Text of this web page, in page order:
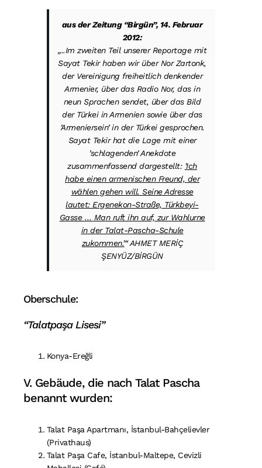
aus der Zeitung “Birgün”, 14. Februar
2012:
„..Im zweiten Teil unserer Reportage mit
Sayat Tekir haben wir über Nor Zartonk,
der Vereinigung freiheitlich denkender
Armenier, über das Radio Nor, das in
neun Sprachen sendet, über das Bild
der Türkei in Armenien sowie über das
’Armeniersein’ in der Türkei gesprochen.
Sayat Tekir hat die Lage mit einer
’schlagenden’ Anekdote
zusammenfassend dargestellt: ’Ich
habe einen armenischen Freund, der
wählen gehen will. Seine Adresse
lautet: Ergenekon-Straße, Türkbeyi-
Gasse … Man ruft ihn auf, zur Wahlurne
in der Talat-Pascha-Schule
zukommen.’“ AHMET MERİÇ
ŞENYÜZ/BİRGÜN
Oberschule:
“Talatpaşa Lisesi”
Konya-Ereğli
V. Gebäude, die nach Talat Pascha
benannt wurden:
Talat Paşa Apartmanı, İstanbul-Bahçelievler
(Privathaus)
Talat Paşa Cafe, İstanbul-Maltepe, Cevizli